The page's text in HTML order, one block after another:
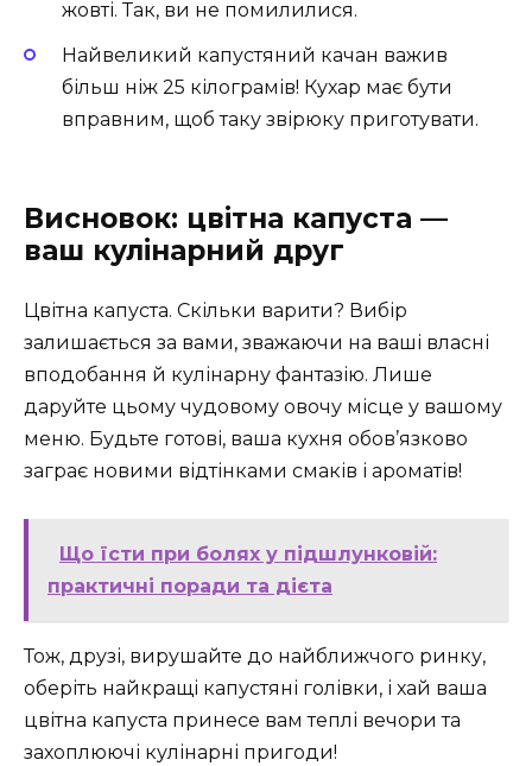
жовті. Так, ви не помилилися.
Найвеликий капустяний качан важив
більш ніж 25 кілограмів! Кухар має бути
вправним, щоб таку звірюку приготувати.
Висновок: цвітна капуста —
ваш кулінарний друг
Цвітна капуста. Скільки варити? Вибір
залишається за вами, зважаючи на ваші власні
вподобання й кулінарну фантазію. Лише
даруйте цьому чудовому овочу місце у вашому
меню. Будьте готові, ваша кухня обов’язково
заграє новими відтінками смаків і ароматів!
Що їсти при болях у підшлунковій:
практичні поради та дієта
Тож, друзі, вирушайте до найближчого ринку,
оберіть найкращі капустяні голівки, і хай ваша
цвітна капуста принесе вам теплі вечори та
захоплюючі кулінарні пригоди!